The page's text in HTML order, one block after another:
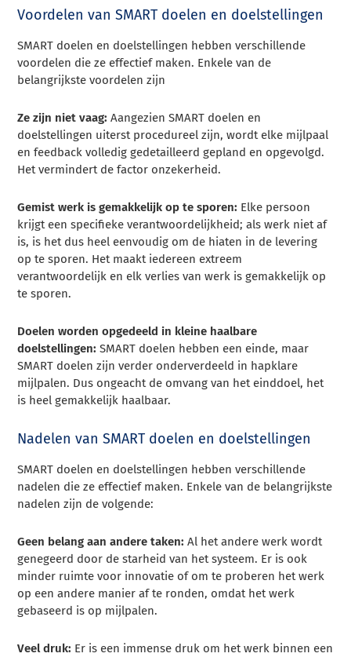
Voordelen van SMART doelen en doelstellingen
SMART doelen en doelstellingen hebben verschillende
voordelen die ze effectief maken. Enkele van de
belangrijkste voordelen zijn
Ze zijn niet vaag:Aangezien SMART doelen en
doelstellingen uiterst procedureel zijn, wordt elke mijlpaal
en feedback volledig gedetailleerd gepland en opgevolgd.
Het vermindert de factor onzekerheid.
Gemist werk is gemakkelijk op te sporen: Elke persoon
krijgt een specifieke verantwoordelijkheid; als werk niet af
is, is het dus heel eenvoudig om de hiaten in de levering
op te sporen. Het maakt iedereen extreem
verantwoordelijk en elk verlies van werk is gemakkelijk op
te sporen.
Doelen worden opgedeeld in kleine haalbare
doelstellingen:SMART doelen hebben een einde, maar
SMART doelen zijn verder onderverdeeld in hapklare
mijlpalen. Dus ongeacht de omvang van het einddoel, het
is heel gemakkelijk haalbaar.
Nadelen van SMART doelen en doelstellingen
SMART doelen en doelstellingen hebben verschillende
nadelen die ze effectief maken. Enkele van de belangrijkste
nadelen zijn de volgende:
Geen belang aan andere taken:Al het andere werk wordt
genegeerd door de starheid van het systeem. Er is ook
minder ruimte voor innovatie of om te proberen het werk
op een andere manier af te ronden, omdat het werk
gebaseerd is op mijlpalen.
Veel druk: Er is een immense druk om het werk binnen een